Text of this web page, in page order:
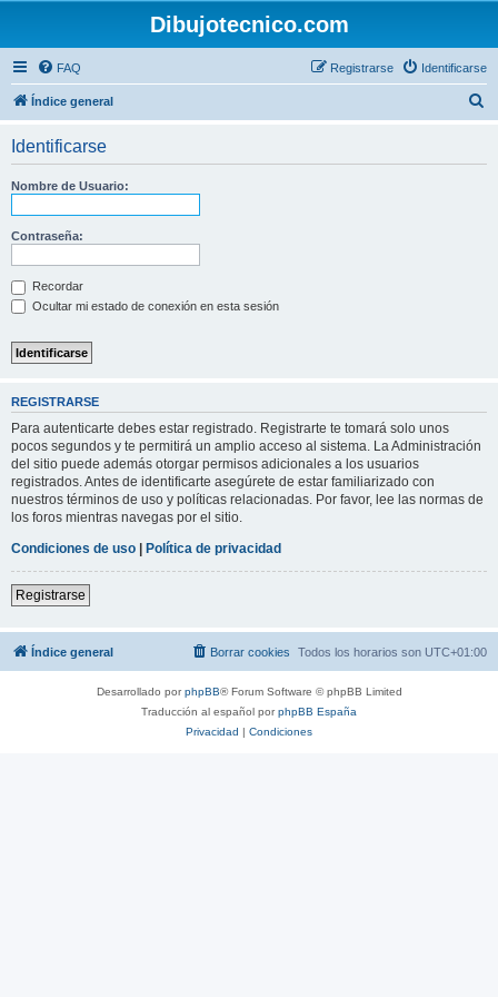
Dibujotecnico.com
FAQ Identificarse
Registrarse
Índice general
Identificarse
Nombre de Usuario:
Contraseña:
Recordar
Ocultar mi estado de conexión en esta sesión
REGISTRARSE
Para autenticarte debes estar registrado. Registrarte te tomará solo unos
pocos segundos y te permitirá un amplio acceso al sistema. La Administración
del sitio puede además otorgar permisos adicionales a los usuarios
registrados. Antes de identificarte asegúrete de estar familiarizado con
nuestros términos de uso y políticas relacionadas. Por favor, lee las normas de
los foros mientras navegas por el sitio.
Condiciones de uso | Política de privacidad
Registrarse
Índice general Todos los horarios son UTC+01:00
Borrar cookies
Desarrollado porphpBB® Forum Software © phpBB Limited
Traducción al español porphpBB España
Privacidad | Condiciones